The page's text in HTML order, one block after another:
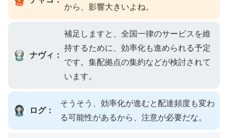
から、影響大きいよね。
ナヴィ：
補足しますと、全国一律のサービスを維
持するために、効率化も進められる予定
です。集配拠点の集約などが検討されて
います。
ログ：
そうそう、効率化が進むと配達頻度も変わ
る可能性があるから、注意が必要だな。